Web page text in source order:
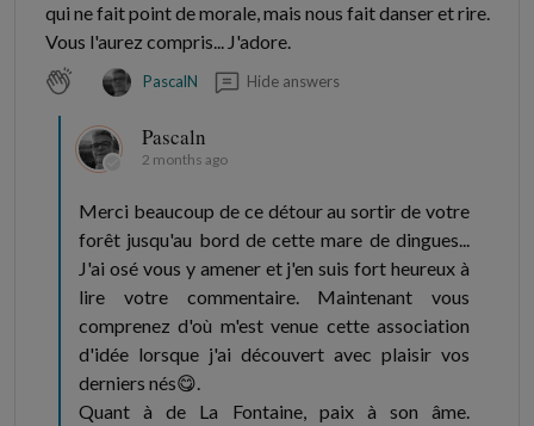
qui ne fait point de morale, mais nous fait danser et rire.
Vous l'aurez compris... J'adore.
PascalN Hide answers
Pascaln
2 months ago
Merci beaucoup de ce détour au sortir de votre
forêt jusqu'au bord de cette mare de dingues...
J'ai osé vous y amener et j'en suis fort heureux à
lire votre commentaire. Maintenant vous
comprenez d'où m'est venue cette association
d'idée lorsque j'ai découvert avec plaisir vos
derniers nés😋.
Quant à de La Fontaine, paix à son âme.